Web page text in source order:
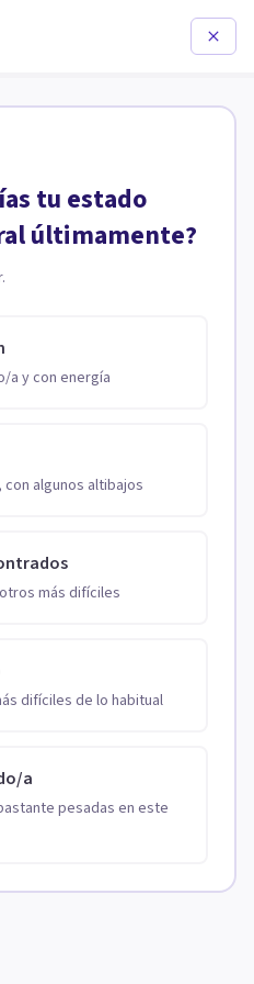
tu estado
últimamente?
a y con energía
algunos altibajos
más difíciles
difíciles de lo habitual
a
pesadas en este